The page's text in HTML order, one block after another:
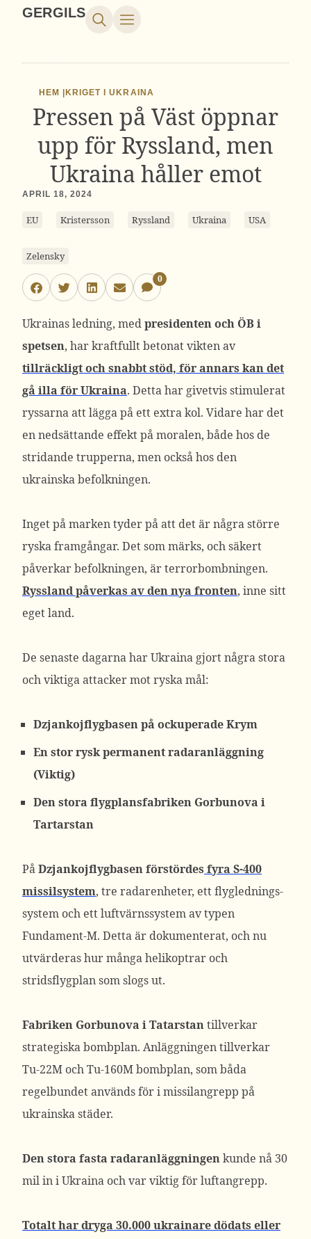
GERGILS
HEM | KRIGET I UKRAINA
Pressen på Väst öppnar
upp för Ryssland, men
Ukraina håller emot
APRIL 18, 2024
EU Kristersson Ryssland Ukraina USA
Zelensky
0
Ukrainas ledning, medpresidenten och ÖB i
spetsen, har kraftfullt betonat vikten av
tillräckligt och snabbt stöd, för annars kan det
gå illa för Ukraina. Detta har givetvis stimulerat
ryssarna att lägga på ett extra kol. Vidare har det
en nedsättande effekt på moralen, både hos de
stridande trupperna, men också hos den
ukrainska befolkningen.
Inget på marken tyder på att det är några större
ryska framgångar. Det som märks, och säkert
påverkar befolkningen, är terrorbombningen.
Ryssland påverkas av den nya fronten, inne sitt
eget land.
De senaste dagarna har Ukraina gjort några stora
och viktiga attacker mot ryska mål:
Dzjankojflygbasen på ockuperade Krym
En stor rysk permanentradaranläggning
(Viktig)
Den stora flygplansfabriken Gorbunova i
Tartarstan
PåDzjankojflygbasen förstördes fyra S-400
missilsystem, tre radarenheter, ett flyglednings-
system och ett luftvärnssystem av typen
Fundament-M. Detta är dokumenterat, och nu
utvärderas hur många helikoptrar och
stridsflygplan som slogs ut.
Fabriken Gorbunova i Tatarstantillverkar
strategiska bombplan. Anläggningen tillverkar
Tu-22M och Tu-160M bombplan, som båda
regelbundet används för i missilangrepp på
ukrainska städer.
Den stora fasta radaranläggningenkunde nå 30
mil in i Ukraina och var viktig för luftangrepp.
Totalt har dryga 30.000 ukrainare dödats eller